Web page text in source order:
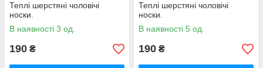
Теплі шерстяні чоловічі
носки.
В наявності 3 од.
190 ₴
Теплі шерстяні чоловічі
носки.
В наявності 5 од.
190 ₴